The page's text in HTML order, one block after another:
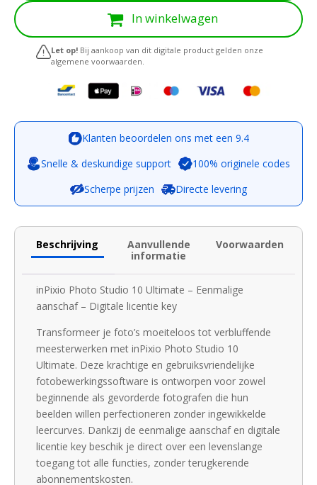
In winkelwagen
Let op! Bij aankoop van dit digitale product gelden onze
algemene voorwaarden.
Klanten beoordelen ons met een 9.4
Snelle & deskundige support
100% originele codes
Scherpe prijzen
Directe levering
Beschrijving
Aanvullende
informatie
Voorwaarden
inPixio Photo Studio 10 Ultimate – Eenmalige
aanschaf – Digitale licentie key
Transformeer je foto’s moeiteloos tot verbluffende
meesterwerken met inPixio Photo Studio 10
Ultimate. Deze krachtige en gebruiksvriendelijke
fotobewerkingssoftware is ontworpen voor zowel
beginnende als gevorderde fotografen die hun
beelden willen perfectioneren zonder ingewikkelde
leercurves. Dankzij de eenmalige aanschaf en digitale
licentie key beschik je direct over een levenslange
toegang tot alle functies, zonder terugkerende
abonnementskosten.